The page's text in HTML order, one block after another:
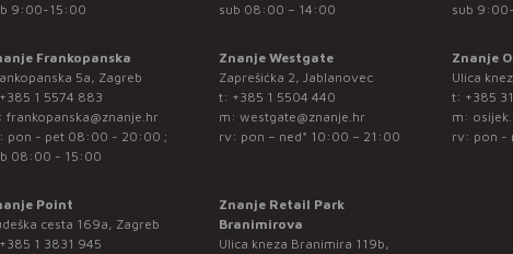
9:00-15:00
sub 08:00 – 14:00
sub
Frankopanska
5a, Zagreb
+385 1 5574 883
frankopanska@znanje.hr
pon - pet 08:00 - 20:00 ;
08:00 - 15:00
Znanje Westgate
Zaprešićka 2, Jablanovec
t: +385 1 5504 440
m: westgate@znanje.hr
rv: pon – ned* 10:00 – 21:00
Znanje
Ulica
t: +385
m:
rv: pon -
Point
cesta 169a, Zagreb
+385 1 3831 945
Znanje Retail Park
Branimirova
Ulica kneza Branimira 119b,